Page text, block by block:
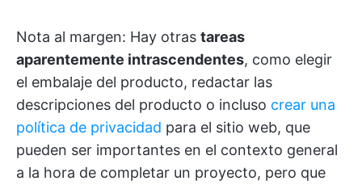
Nota al margen: Hay otras tareas
aparentemente intrascendentes, como elegir
el embalaje del producto, redactar las
descripciones del producto o incluso crear una
política de privacidad para el sitio web, que
pueden ser importantes en el contexto general
a la hora de completar un proyecto, pero que